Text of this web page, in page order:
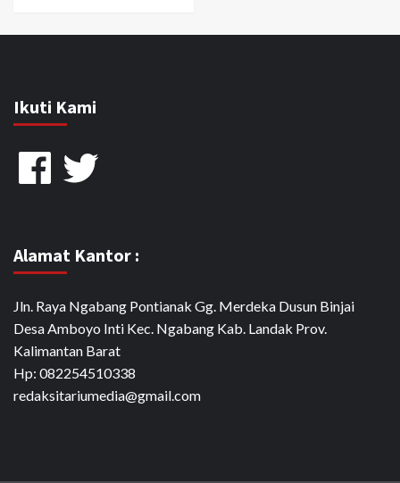
Ikuti Kami
FacebookTwitter
Alamat Kantor :
Jln. Raya Ngabang Pontianak Gg. Merdeka Dusun Binjai
Desa Amboyo Inti Kec. Ngabang Kab. Landak Prov.
Kalimantan Barat
Hp: 082254510338
redaksitariumedia@gmail.com